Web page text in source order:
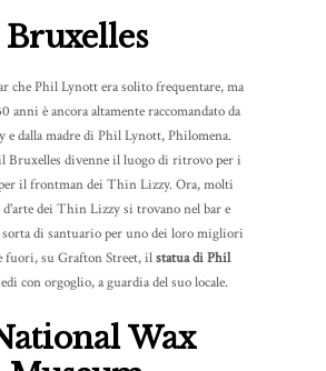
Bruxelles
che Phil Lynott era solito frequentare, ma
anni è ancora altamente raccomandato da
e dalla madre di Phil Lynott, Philomena.
Bruxelles divenne il luogo di ritrovo per i
il frontman dei Thin Lizzy. Ora, molti
d'arte dei Thin Lizzy si trovano nel bar e
di santuario per uno dei loro migliori
fuori, su Grafton Street, ilstatua di Phil
con orgoglio, a guardia del suo locale.
Wax